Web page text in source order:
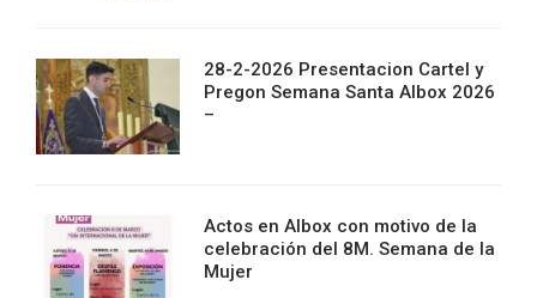
28-2-2026 Presentacion Cartel y
Pregon Semana Santa Albox 2026
–
Actos en Albox con motivo de la
celebración del 8M. Semana de la
Mujer